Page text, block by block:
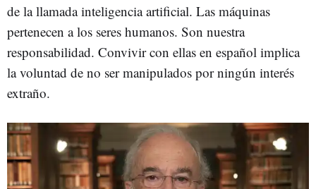
de la llamada inteligencia artificial. Las máquinas
pertenecen a los seres humanos. Son nuestra
responsabilidad. Convivir con ellas en español implica
la voluntad de no ser manipulados por ningún interés
extraño.